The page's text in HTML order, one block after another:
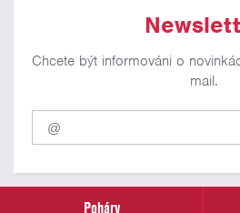
Chcete být informováni o
mail.
Pro
odběr
našich
Poháry